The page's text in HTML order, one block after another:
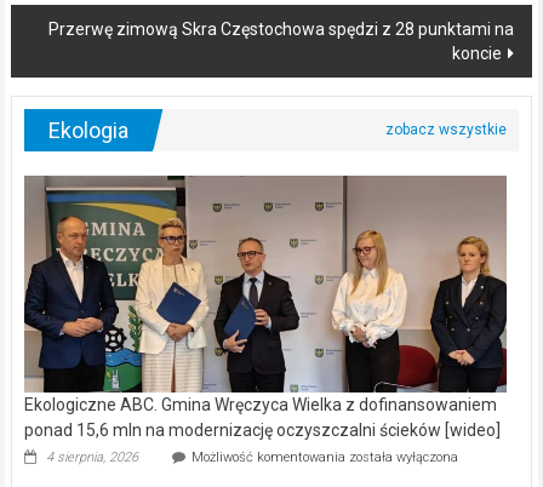
Przerwę zimową Skra Częstochowa spędzi z 28 punktami na
koncie
Ekologia
Ekologiczne ABC. Gmina Wręczyca Wielka z dofinansowaniem
ponad 15,6 mln na modernizację oczyszczalni ścieków [wideo]
4 sierpnia, 2026 Możliwość komentowania Ekologiczne
została wyłączona